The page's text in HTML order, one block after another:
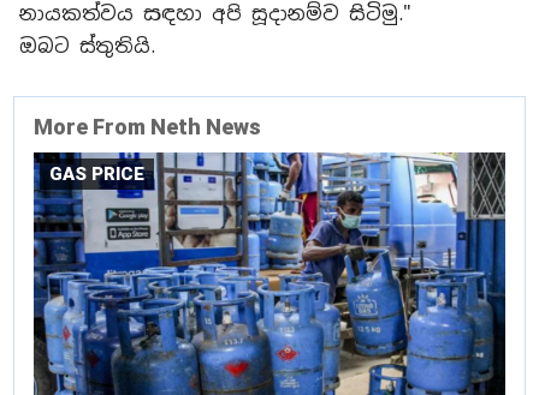
නායකත්වය සඳහා අපි සූදානම්ව සිටිමු."
ඔබට ස්තුතියි.
More From Neth News
GAS PRICE